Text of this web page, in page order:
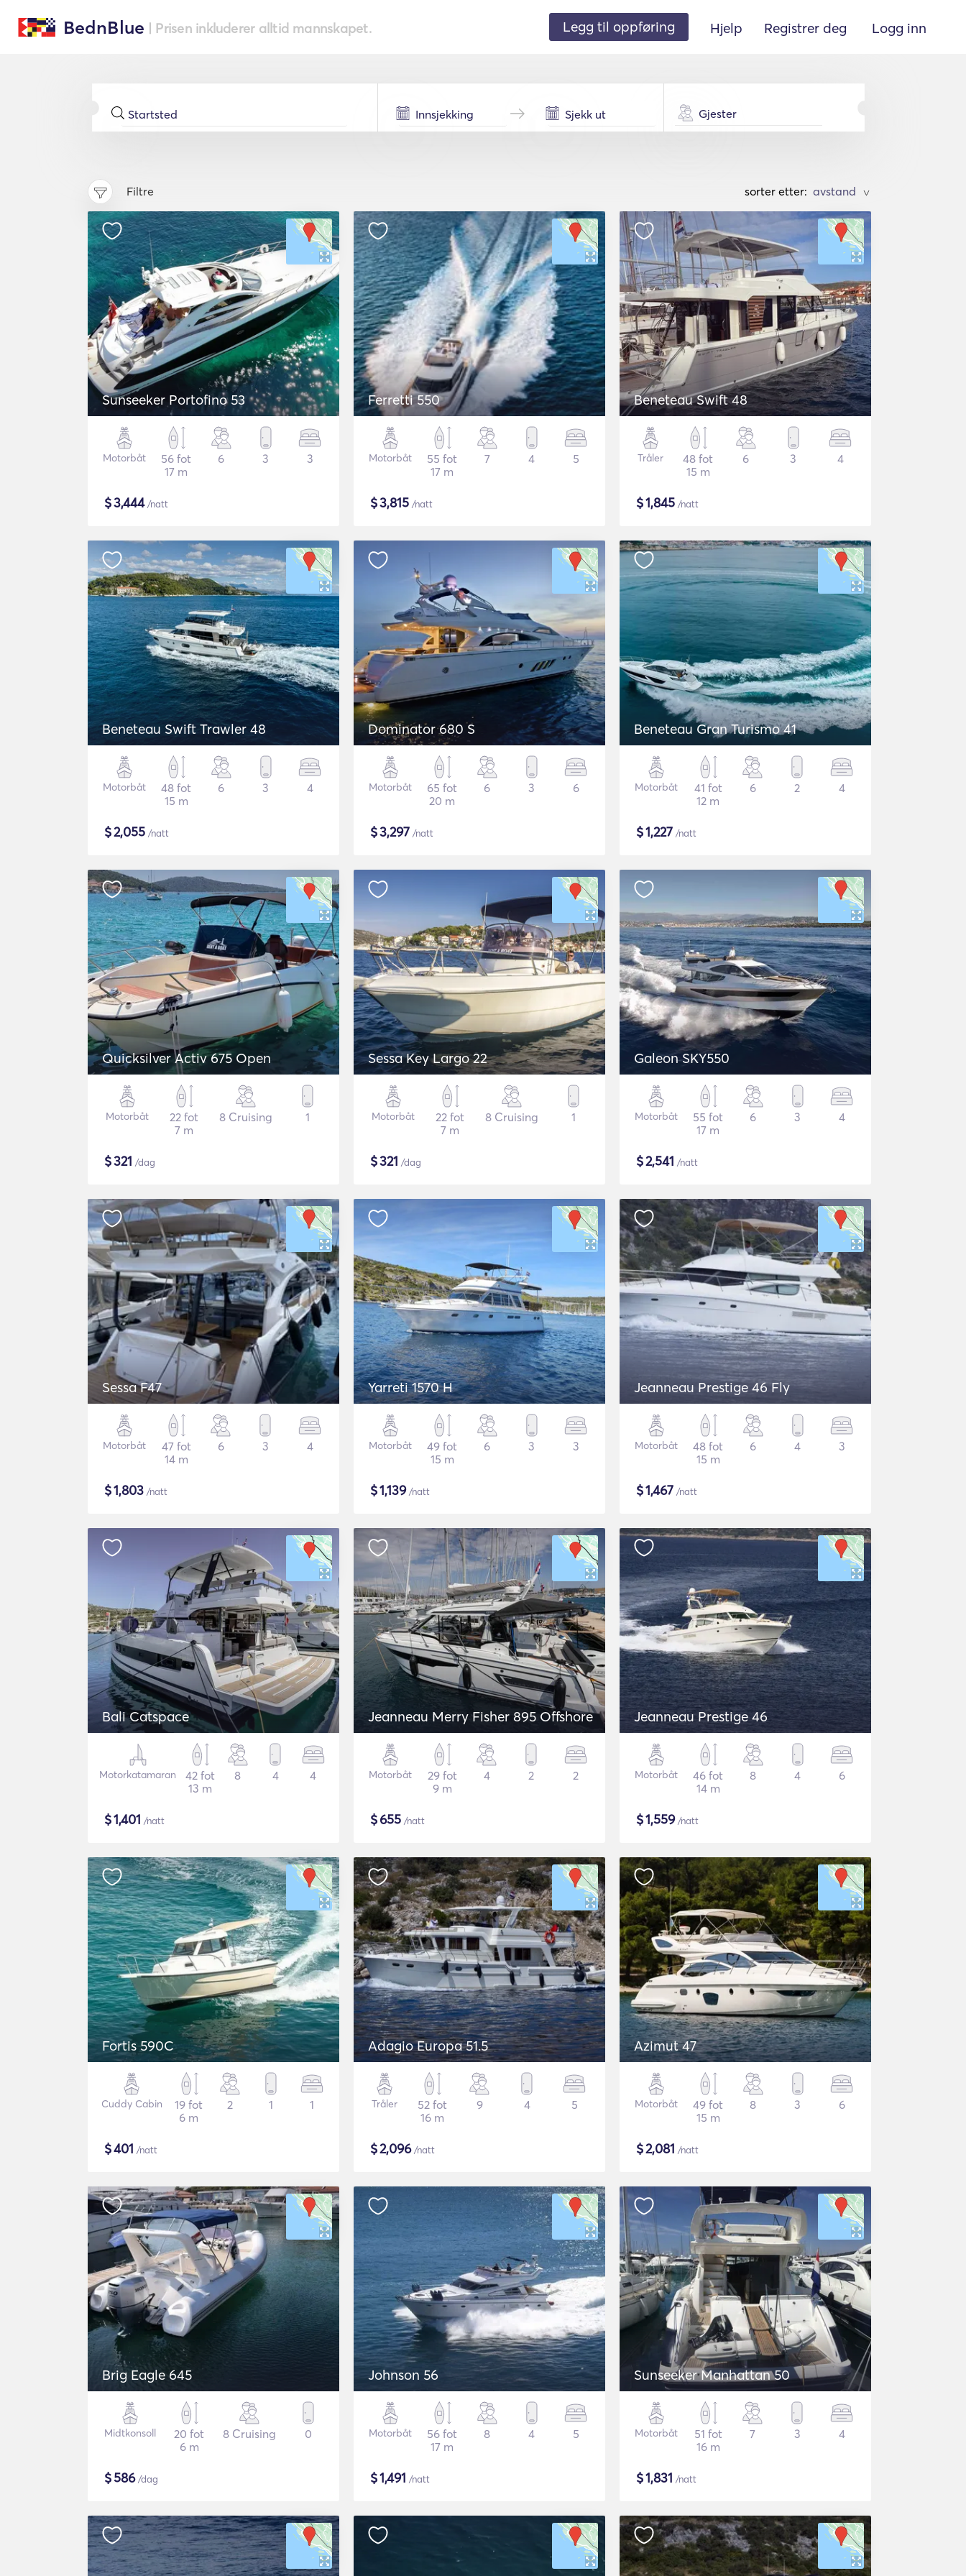
BednBlue | Prisen inkluderer alltid mannskapet. Legg til oppføring Hjelp Registrer deg Logg inn
Gjester
Filtre sorter etter: >
Sunseeker Portofino 53
Motorbåt
56 fot
17 m
6 3 3
$3,444/natt
Ferretti 550
Motorbåt
55 fot
17 m
7 4 5
$3,815 /natt
Beneteau Swift 48
Tråler
48 fot
15 m
6 3 4
$1,845 /natt
Beneteau Swift Trawler 48
Motorbåt
48 fot
15 m
6 3 4
$2,055 /natt
Dominator 680 S
Motorbåt
65 fot
20 m
6 3 6
$3,297 /natt
Beneteau Gran Turismo 41
Motorbåt
41 fot
12 m
6 2 4
$1,227 /natt
Quicksilver Activ 675 Open
Motorbåt
22 fot
7 m
8 Cruising 1
$321 /dag
Sessa Key Largo 22
Motorbåt
22 fot
7 m
8 Cruising 1
$321 /dag
Galeon SKY550
Motorbåt
55 fot
17 m
6 3 4
$2,541 /natt
Sessa F47
Motorbåt
47 fot
14 m
6 3 4
$1,803 /natt
Yarreti 1570 H
Motorbåt
49 fot
15 m
6 3 3
$1,139/natt
Jeanneau Prestige 46 Fly
Motorbåt
48 fot
15 m
6 4 3
$1,467 /natt
Bali Catspace
Motorkatamaran
42 fot
13 m
8 4 4
$1,401 /natt
Jeanneau Merry Fisher 895 Offshore
Motorbåt
29 fot
9 m
4 2 2
$655 /natt
Jeanneau Prestige 46
Motorbåt
46 fot
14 m
8 4 6
$1,559/natt
Fortis 590C
Cuddy Cabin
19 fot
6 m
2 1 1
$401 /natt
Adagio Europa 51.5
Tråler
52 fot
16 m
9 4 5
$2,096/natt
Azimut 47
Motorbåt
49 fot
15 m
8 3 6
$2,081 /natt
Brig Eagle 645
Midtkonsoll
20 fot
6 m
8 Cruising 0
$586/dag
Johnson 56
Motorbåt
56 fot
17 m
8 4 5
$1,491 /natt
Sunseeker Manhattan 50
Motorbåt
51 fot
16 m
7 3 4
$1,831 /natt